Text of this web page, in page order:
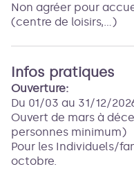
Non agréer pour
(centre de loisirs,...)
Infos pratiques
Ouverture:
Du 01/03 au 31/12/
Ouvert de mars à
personnes minimum)
Pour les Individuels/
octobre.